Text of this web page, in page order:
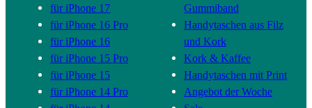
für iPhone 17
für iPhone 16 Pro
für iPhone 16
für iPhone 15 Pro
für iPhone 15
für iPhone 14 Pro
Gummiband
Handytaschen aus Filz
und Kork
Kork & Kaffee
Handytaschen mit Print
Angebot der Woche